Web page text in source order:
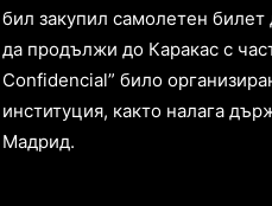
бил закупил самолетен
да продължи до Каракас с
Confidencial” било
институция, както налага
Мадрид.